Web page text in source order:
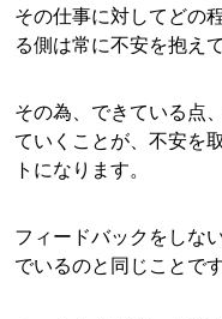
その仕事に対してどの
る側は常に不安を抱え
その為、できている点
ていくことが、不安を
トになります。
フィードバックをしな
でいるのと同じことです